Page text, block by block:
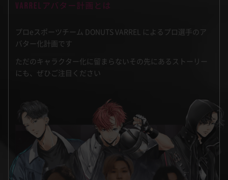
プロeスポーツチーム DONUTS VARREL によるプロ選手のア
バター化計画です
ただのキャラクター化に留まらない その先にあるストーリー
にも、ぜひご注目ください